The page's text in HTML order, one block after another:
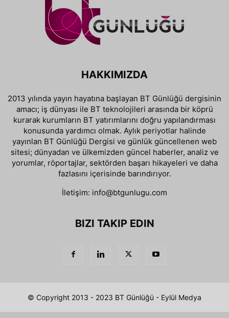
HAKKIMIZDA
2013 yılında yayın hayatına başlayan BT Günlüğü dergisinin
amacı; iş dünyası ile BT teknolojileri arasında bir köprü
kurarak kurumların BT yatırımlarını doğru yapılandırması
konusunda yardımcı olmak. Aylık periyotlar halinde
yayınlan BT Günlüğü Dergisi ve günlük güncellenen web
sitesi; dünyadan ve ülkemizden güncel haberler, analiz ve
yorumlar, röportajlar, sektörden başarı hikayeleri ve daha
fazlasını içerisinde barındırıyor.
İletişim: info@btgunlugu.com
BIZI TAKIP EDIN
© Copyright 2013 - 2023 BT Günlüğü - Eylül Medya